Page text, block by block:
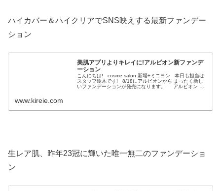
ハイカバー＆ハイクリアでSNS映えする最新ファンデー
ション
美肌アプリよりキレイに!アルビオン新ファンデ
ーション
こんにちは! cosme salon 新場+ミニヨン 本日も担当は
スタッフ鈴木です! 8/18にアルビオンから まったく新し
いファンデーションが発売になります。 アルビオン ス
www.kireie.com
生レア肌、昨年23冠に輝いた唯一無二のファンデーショ
ン